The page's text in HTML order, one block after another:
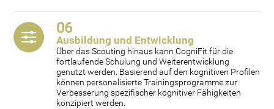
06
Ausbildung und Entwicklung
Über das Scouting hinaus kann CogniFit für die
fortlaufende Schulung und Weiterentwicklung
genutzt werden. Basierend auf den kognitiven Profilen
können personalisierte Trainingsprogramme zur
Verbesserung spezifischer kognitiver Fähigkeiten
konzipiert werden.